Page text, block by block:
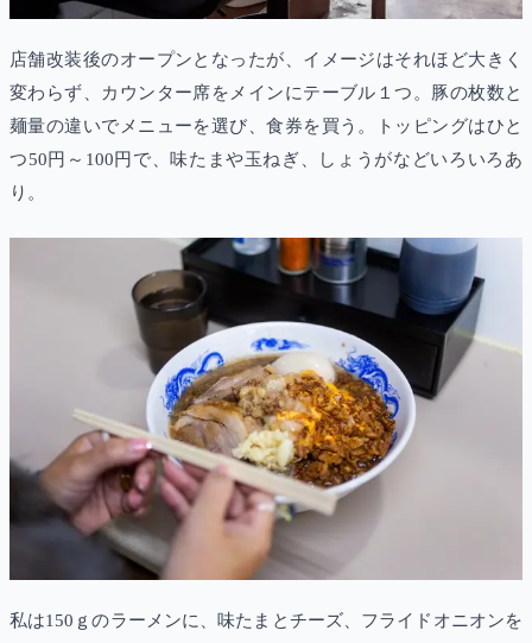
店舗改装後のオープンとなったが、イメージはそれほど大きく
変わらず、カウンター席をメインにテーブル１つ。豚の枚数と
麺量の違いでメニューを選び、食券を買う。トッピングはひと
つ50円～100円で、味たまや玉ねぎ、しょうがなどいろいろあ
り。
私は150ｇのラーメンに、味たまとチーズ、フライドオニオンを